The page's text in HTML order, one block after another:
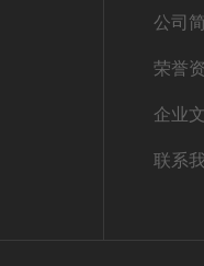
公司
荣誉
企业
联系